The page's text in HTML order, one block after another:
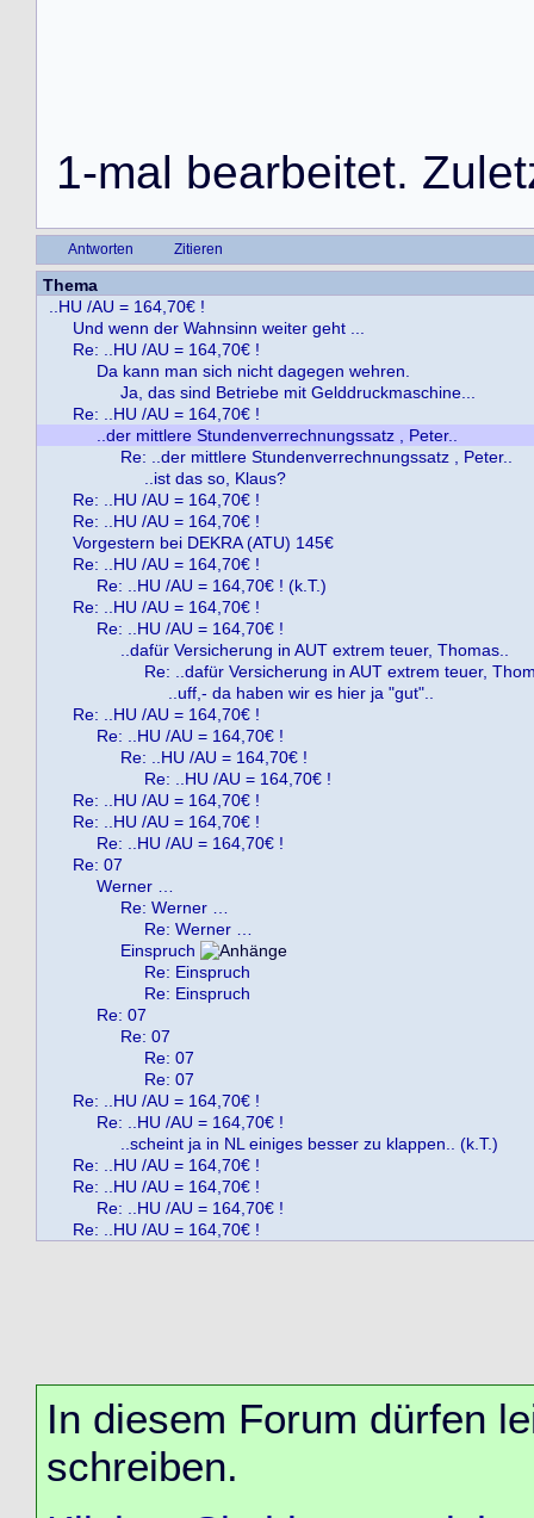
1-mal bearbeitet. Zulet
Antworten Zitieren
Thema
..HU /AU = 164,70€ !
Und wenn der Wahnsinn weiter geht ...
Re: ..HU /AU = 164,70€ !
Da kann man sich nicht dagegen wehren.
Ja, das sind Betriebe mit Gelddruckmaschine...
Re: ..HU /AU = 164,70€ !
..der mittlere Stundenverrechnungssatz , Peter..
Re: ..der mittlere Stundenverrechnungssatz , Peter..
..ist das so, Klaus?
Re: ..HU /AU = 164,70€ !
Re: ..HU /AU = 164,70€ !
Vorgestern bei DEKRA (ATU) 145€
Re: ..HU /AU = 164,70€ !
Re: ..HU /AU = 164,70€ ! (k.T.)
Re: ..HU /AU = 164,70€ !
Re: ..HU /AU = 164,70€ !
..dafür Versicherung in AUT extrem teuer, Thomas..
Re: ..dafür Versicherung in AUT extrem teuer,
..uff,- da haben wir es hier ja "gut"..
Re: ..HU /AU = 164,70€ !
Re: ..HU /AU = 164,70€ !
Re: ..HU /AU = 164,70€ !
Re: ..HU /AU = 164,70€ !
Re: ..HU /AU = 164,70€ !
Re: ..HU /AU = 164,70€ !
Re: ..HU /AU = 164,70€ !
Re: 07
Werner …
Re: Werner …
Re: Werner …
Einspruch
Re: Einspruch
Re: Einspruch
Re: 07
Re: 07
Re: 07
Re: 07
Re: ..HU /AU = 164,70€ !
Re: ..HU /AU = 164,70€ !
..scheint ja in NL einiges besser zu klappen.. (k.T.)
Re: ..HU /AU = 164,70€ !
Re: ..HU /AU = 164,70€ !
Re: ..HU /AU = 164,70€ !
Re: ..HU /AU = 164,70€ !
In diesem Forum dürfen
schreiben.